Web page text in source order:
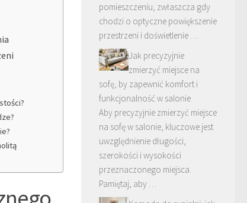
pomieszczeniu, zwłaszcza gdy
chodzi o optyczne powiększenie
przestrzeni i doświetlenie …
Jak precyzyjnie
zmierzyć miejsce na
sofę, by zapewnić komfort i
funkcjonalność w salonie
Aby precyzyjnie zmierzyć miejsce
na sofę w salonie, kluczowe jest
uwzględnienie długości,
szerokości i wysokości
przeznaczonego miejsca.
Pamiętaj, aby …